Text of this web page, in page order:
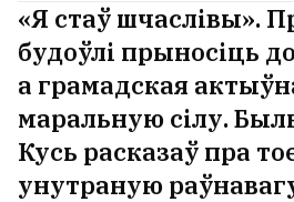
«Я стаў шчаслівы».
будоўлі прыносіць
а грамадская
маральную сілу.
Кусь расказаў пра
унутраную